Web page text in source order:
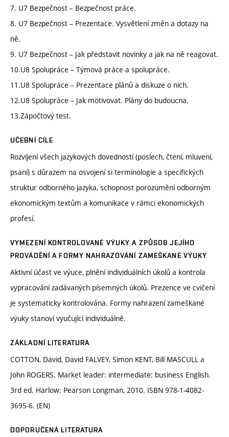
7. U7 Bezpečnost – Bezpečnost práce.
8. U7 Bezpečnost – Prezentace. Vysvětlení změn a dotazy na
ně.
9. U7 Bezpečnost – Jak představit novinky a jak na ně reagovat.
10.U8 Spolupráce – Týmová práce a spolupráce.
11.U8 Spolupráce – Prezentace plánů a diskuze o nich.
12.U8 Spolupráce – Jak motivovat. Plány do budoucna.
13.Zápočtový test.
UČEBNÍ CÍLE
Rozvíjení všech jazykových dovedností (poslech, čtení, mluvení,
psaní) s důrazem na osvojení si terminologie a specifických
struktur odborného jazyka, schopnost porozumění odborným
ekonomickým textům a komunikace v rámci ekonomických
profesí.
VYMEZENÍ KONTROLOVANÉ VÝUKY A ZPŮSOB JEJÍHO
PROVÁDĚNÍ A FORMY NAHRAZOVÁNÍ ZAMEŠKANÉ VÝUKY
Aktivní účast ve výuce, plnění individuálních úkolů a kontrola
vypracování zadávaných písemných úkolů. Prezence ve cvičení
je systematicky kontrolována. Formy nahrazení zameškané
výuky stanoví vyučující individuálně.
ZÁKLADNÍ LITERATURA
COTTON, David, David FALVEY, Simon KENT, Bill MASCULL a
John ROGERS. Market leader: intermediate: business English.
3rd ed. Harlow: Pearson Longman, 2010. ISBN 978-1-4082-
3695-6. (EN)
DOPORUČENÁ LITERATURA